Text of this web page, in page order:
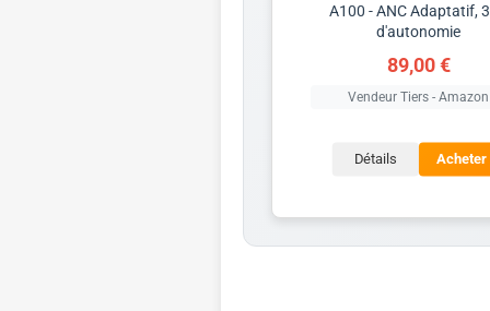
A100 - ANC Adaptatif,
d'autonomie
89,00 €
Vendeur Tiers - Amazon
Détails Acheter